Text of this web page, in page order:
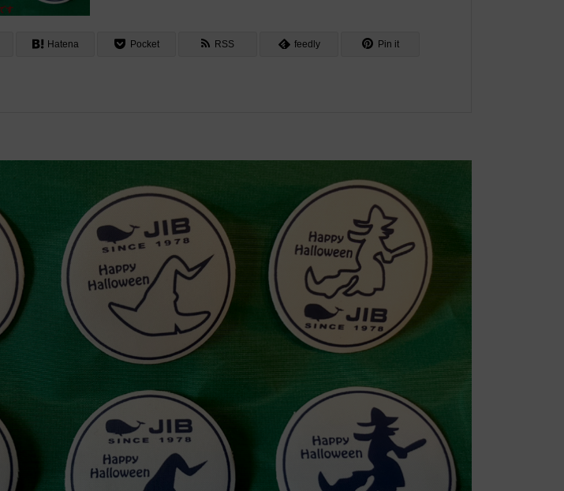
Hatena Pocket RSS feedly Pin it